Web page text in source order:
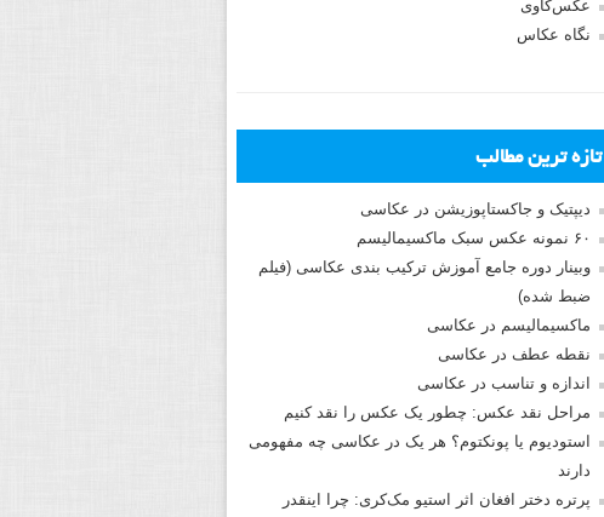
عکس‌کاوی
نگاه عکاس
تازه ترین مطالب
دیپتیک و جاکستا‌پوزیشن در عکاسی
۶۰ نمونه عکس سبک ماکسیمالیسم
وبینار دوره جامع آموزش ترکیب بندی عکاسی (فیلم
ضبط شده)
ماکسیمالیسم در عکاسی
نقطه عطف در عکاسی
اندازه و تناسب در عکاسی
مراحل نقد عکس: چطور یک عکس را نقد کنیم
استودیوم یا پونکتوم؟ هر یک در عکاسی چه مفهومی
دارند
پرتره دختر افغان اثر استیو مک‌کری: چرا اینقدر